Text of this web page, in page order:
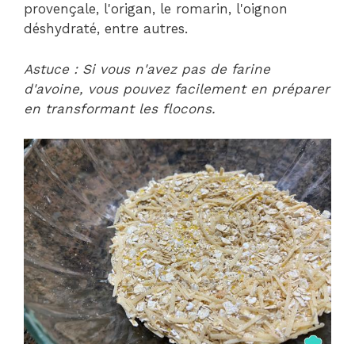
provençale, l'origan, le romarin, l'oignon
déshydraté, entre autres.
Astuce : Si vous n'avez pas de farine
d'avoine, vous pouvez facilement en préparer
en transformant les flocons.